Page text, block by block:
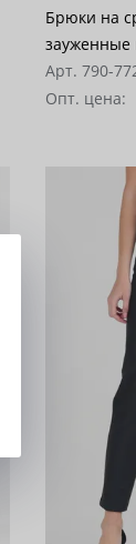
Брюки на
зауженные
Арт. 790-
Опт. цена: